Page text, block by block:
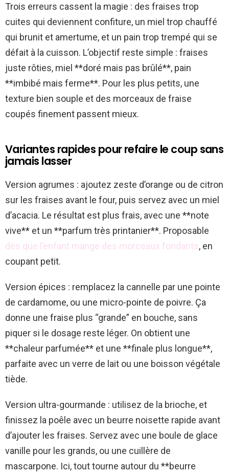
Trois erreurs cassent la magie : des fraises trop
cuites qui deviennent confiture, un miel trop chauffé
qui brunit et amertume, et un pain trop trempé qui se
défait à la cuisson. L’objectif reste simple : fraises
juste rôties, miel **doré mais pas brûlé**, pain
**imbibé mais ferme**. Pour les plus petits, une
texture bien souple et des morceaux de fraise
coupés finement passent mieux.
Variantes rapides pour refaire le coup sans
jamais lasser
Version agrumes : ajoutez zeste d’orange ou de citron
sur les fraises avant le four, puis servez avec un miel
d’acacia. Le résultat est plus frais, avec une **note
vive** et un **parfum très printanier**. Proposable
dès que l’enfant mange des morceaux fondants, en
coupant petit.
Version épices : remplacez la cannelle par une pointe
de cardamome, ou une micro-pointe de poivre. Ça
donne une fraise plus “grande” en bouche, sans
piquer si le dosage reste léger. On obtient une
**chaleur parfumée** et une **finale plus longue**,
parfaite avec un verre de lait ou une boisson végétale
tiède.
Version ultra-gourmande : utilisez de la brioche, et
finissez la poêle avec un beurre noisette rapide avant
d’ajouter les fraises. Servez avec une boule de glace
vanille pour les grands, ou une cuillère de
mascarpone. Ici, tout tourne autour du **beurre